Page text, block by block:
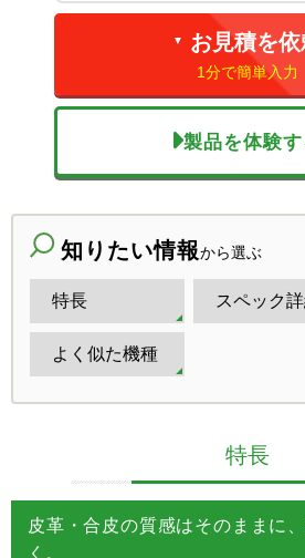
▼ お見積を
1分で簡単入力
製品を体験す
知りたい情報から選ぶ
特長 スペック
よく似た機種
特長
皮革・合皮の質感はそのままに
く。